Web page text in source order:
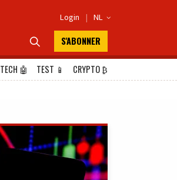
Login | NL 
 S'ABONNER
TECH 🤖 TEST 📱 CRYPTO₿